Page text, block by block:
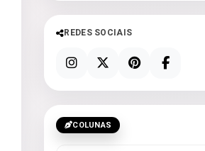
REDES SOCIAIS
COLUNAS